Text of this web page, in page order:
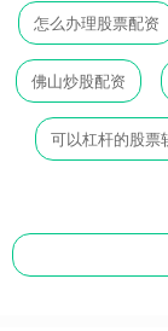
怎么办理股票配资
佛山炒股配资
可以杠杆的股票